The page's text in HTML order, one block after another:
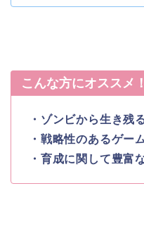
こんな方にオススメ！
・ゾンビから生き残
・戦略性のあるゲー
・育成に関して豊富